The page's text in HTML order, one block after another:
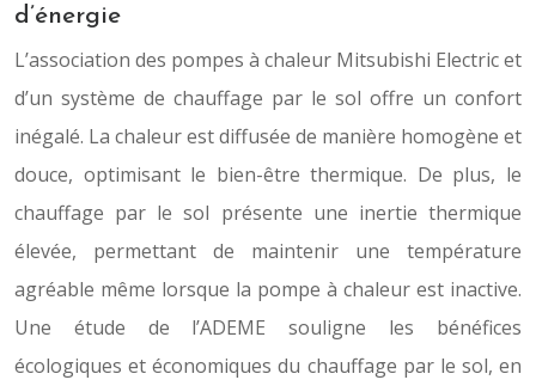
d’énergie
L’association des pompes à chaleur Mitsubishi Electric et
d’un système de chauffage par le sol offre un confort
inégalé. La chaleur est diffusée de manière homogène et
douce, optimisant le bien-être thermique. De plus, le
chauffage par le sol présente une inertie thermique
élevée, permettant de maintenir une température
agréable même lorsque la pompe à chaleur est inactive.
Une étude de l’ADEME souligne les bénéfices
écologiques et économiques du chauffage par le sol, en